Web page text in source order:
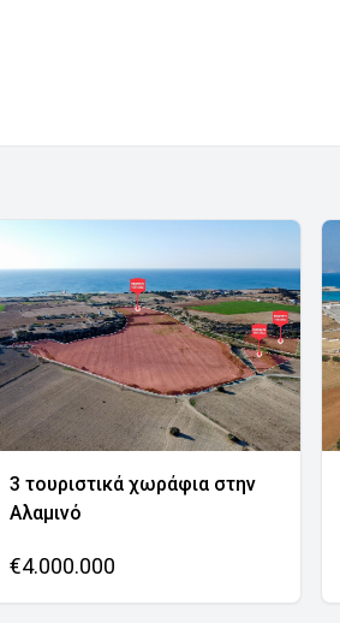
3 τουριστικά χωράφια στην
Αλαμινό
€4.000.000